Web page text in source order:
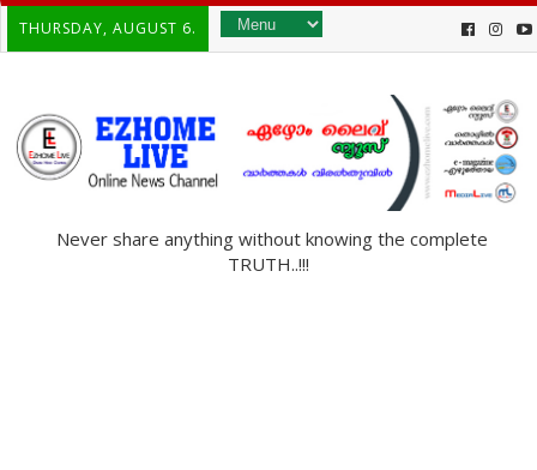
THURSDAY, AUGUST 6.
Never share anything without knowing the complete
TRUTH..!!!